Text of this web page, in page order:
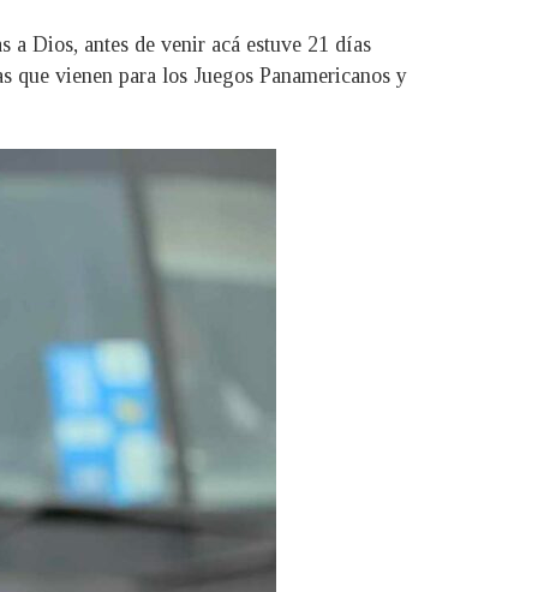
Dios, antes de venir acá estuve 21 días
vienen para los Juegos Panamericanos y